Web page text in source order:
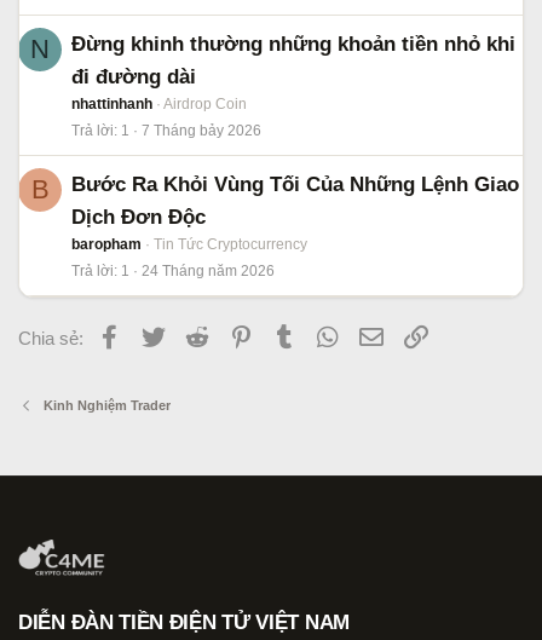
N
Đừng khinh thường những khoản tiền nhỏ khi
đi đường dài
nhattinhanh
Airdrop Coin
Trả lời 1 7 Tháng bảy 2026
B
Bước Ra Khỏi Vùng Tối Của Những Lệnh Giao
Dịch Đơn Độc
baropham
Tin Tức Cryptocurrency
Trả lời 1 24 Tháng năm 2026
Chia sẻ: Facebook
Twitter Reddit PinterestTumblr WhatsApp
Email
Kinh Nghiệm Trader
DIỄN ĐÀN TIỀN ĐIỆN TỬ VIỆT NAM